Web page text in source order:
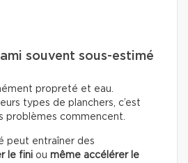
ami souvent sous-estimé
propreté et eau.
types de planchers, c’est
problèmes commencent.
peut entraîner des
le fini ou même accélérer le